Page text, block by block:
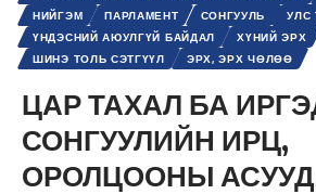
НИЙГЭМ
ПАРЛАМЕНТ СОНГУУЛЬ
УЛС
ҮНДЭСНИЙ АЮУЛГҮЙ БАЙДАЛ
ХҮНИЙ ЭРХ
ШИНЭ ТОЛЬ СЭТГҮҮЛ
ЭРХ, ЭРХ ЧӨЛӨӨ
ЦАР ТАХАЛ БА
СОНГУУЛИЙН ИРЦ,
ОРОЛЦООНЫ